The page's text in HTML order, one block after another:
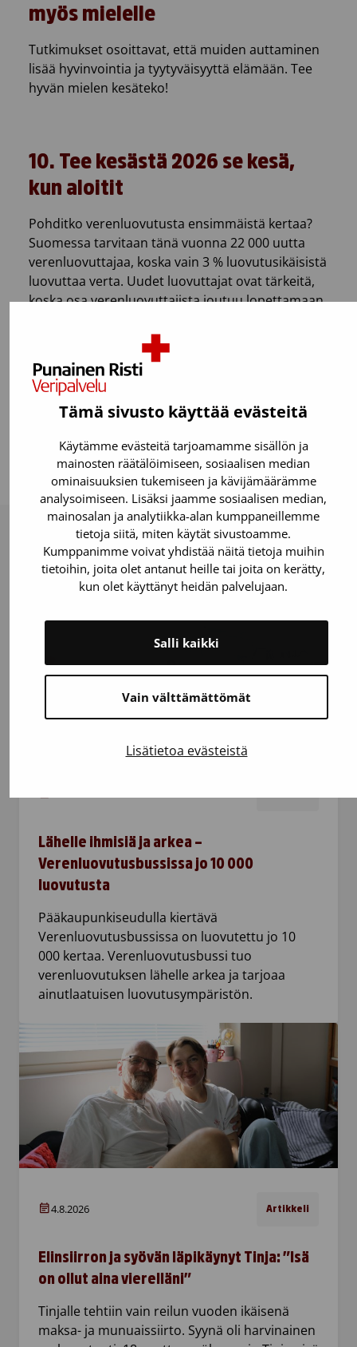
Tämä sivusto käyttää evästeitä
Käytämme evästeitä tarjoamamme sisällön ja
mainosten räätälöimiseen, sosiaalisen median
ominaisuuksien tukemiseen ja kävijämäärämme
analysoimiseen. Lisäksi jaamme sosiaalisen median,
mainosalan ja analytiikka-alan kumppaneillemme
tietoja siitä, miten käytät sivustoamme.
Kumppanimme voivat yhdistää näitä tietoja muihin
tietoihin, joita olet antanut heille tai joita on kerätty,
kun olet käyttänyt heidän palvelujaan.
Vain välttämättömät
Salli kaikki
Lisätietoa evästeistä
myös mielelle
Tutkimukset osoittavat, että muiden auttaminen
lisää hyvinvointia ja tyytyväisyyttä elämään. Tee
hyvän mielen kesäteko!
10. Tee kesästä 2026 se kesä,
kun aloitit
Pohditko verenluovutusta ensimmäistä kertaa?
Suomessa tarvitaan tänä vuonna 22 000 uutta
verenluovuttajaa, koska vain 3 % luovutusikäisistä
luovuttaa verta. Uudet luovuttajat ovat tärkeitä,
koska osa verenluovuttajista joutuu lopettamaan
voisitko sinä luovuttaa ja varaa aika!
Varaa aika verenluovutukseen
Viimeksi päivitetty: 07.07.2026
Lue myös
Lähelle ihmisiä ja arkea –
Verenluovutusbussissa jo 10 000
luovutusta
Pääkaupunkiseudulla kiertävä
Verenluovutusbussissa on luovutettu jo 10
000 kertaa. Verenluovutusbussi tuo
verenluovutuksen lähelle arkea ja tarjoaa
ainutlaatuisen luovutusympäristön.
4.8.2026 Artikkeli
Elinsiirron ja syövän läpikäynyt Tinja: ”Isä
on ollut aina vierelläni”
Tinjalle tehtiin vain reilun vuoden ikäisenä
maksa- ja munuaissiirto. Syynä oli harvinainen